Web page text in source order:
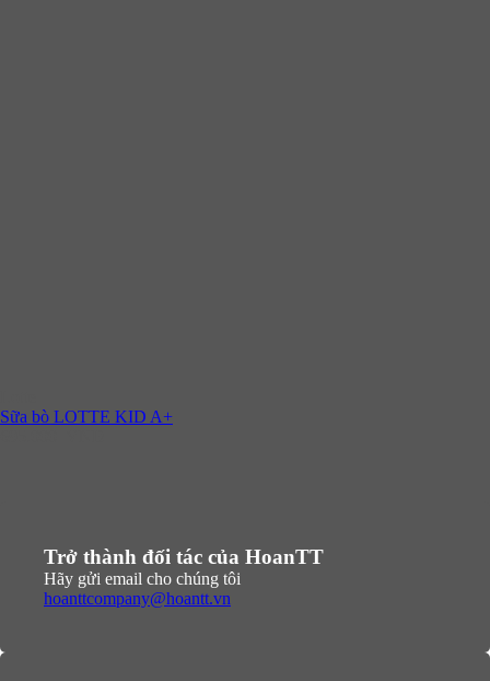
Sữa bò LOTTE KID A+
Trở thành đối tác của HoanTT
Hãy gửi email cho chúng tôi
hoanttcompany@hoantt.vn